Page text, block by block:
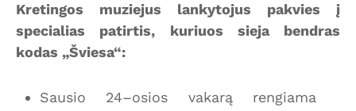
Kretingos muziejus lankytojus pakvies į
specialias patirtis, kuriuos sieja bendras
kodas „Šviesa“:
Sausio 24–osios vakarą rengiama